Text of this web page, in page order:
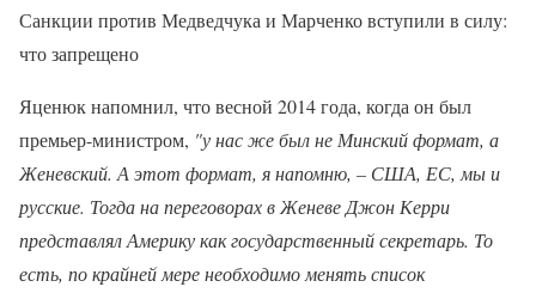
Санкции против Медведчука и Марченко вступили в силу:
что запрещено
Яценюк напомнил, что весной 2014 года, когда он был
премьер-министром, "у нас же был не Минский формат, а
Женевский. А этот формат, я напомню, – США, ЕС, мы и
русские. Тогда на переговорах в Женеве Джон Керри
представлял Америку как государственный секретарь. То
есть, по крайней мере необходимо менять список